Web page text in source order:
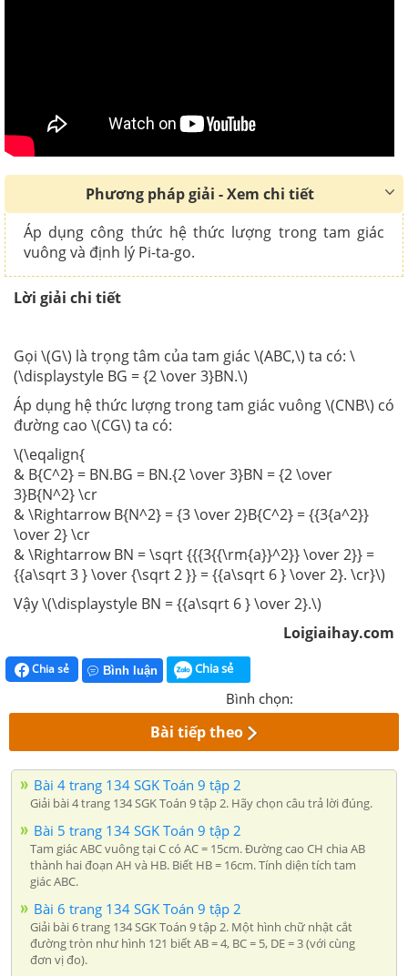
Phương pháp giải - Xem chi tiết
Áp dụng công thức hệ thức lượng trong tam giác
vuông và định lý Pi-ta-go.
Lời giải chi tiết
Gọi \(G\) là trọng tâm của tam giác \(ABC,\) ta có: \
(\displaystyle BG = {2 \over 3}BN.\)
Áp dụng hệ thức lượng trong tam giác vuông \(CNB\) có
đường cao \(CG\) ta có:
\(\eqalign{
& B{C^2} = BN.BG = BN.{2 \over 3}BN = {2 \over
3}B{N^2} \cr
& \Rightarrow B{N^2} = {3 \over 2}B{C^2} = {{3{a^2}}
\over 2} \cr
& \Rightarrow BN = \sqrt {{{3{{\rm{a}}^2}} \over 2}} =
{{a\sqrt 3 } \over {\sqrt 2 }} = {{a\sqrt 6 } \over 2}. \cr}\)
Vậy \(\displaystyle BN = {{a\sqrt 6 } \over 2}.\)
Loigiaihay.com
Chia sẻ Bình luận Chia sẻ
Bình chọn:
Bài tiếp theo
Bài 4 trang 134 SGK Toán 9 tập 2
Giải bài 4 trang 134 SGK Toán 9 tập 2. Hãy chọn câu trả lời đúng.
Bài 5 trang 134 SGK Toán 9 tập 2
Tam giác ABC vuông tại C có AC = 15cm. Đường cao CH chia AB
thành hai đoạn AH và HB. Biết HB = 16cm. Tính diện tích tam
giác ABC.
Bài 6 trang 134 SGK Toán 9 tập 2
Giải bài 6 trang 134 SGK Toán 9 tập 2. Một hình chữ nhật cắt
đường tròn như hình 121 biết AB = 4, BC = 5, DE = 3 (với cùng
đơn vị đo).